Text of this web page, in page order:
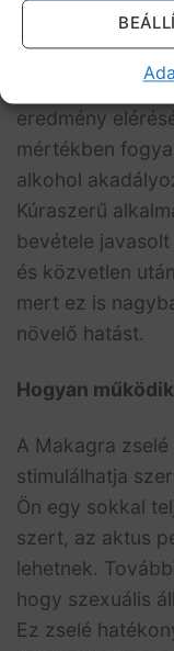
vegyen be 1
vízben vagy
tervezett
eredmény
mértékben
alkohol
Kúraszerű
bevétele
és közvetlen
mert ez is
növelő hatást.
Hogyan
A Makagra
stimulálhatja
Ön egy sokkal
szert, az aktus
lehetnek.
hogy szexuális
Ez zselé